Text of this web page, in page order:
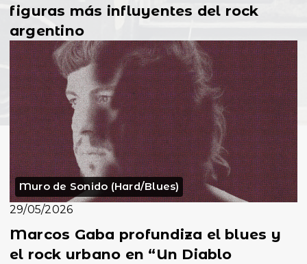
figuras más influyentes del rock
argentino
Muro de Sonido (Hard/Blues)
29/05/2026
Marcos Gaba profundiza el blues y
el rock urbano en “Un Diablo